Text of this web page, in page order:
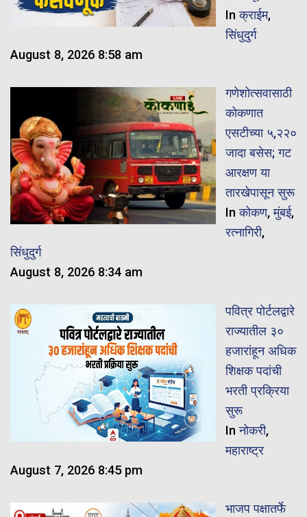
Inक्राईम,
सिंधुदुर्ग
August 8, 2026 8:58 am
गणेशोत्सवासाठी
कोकणात
एसटीच्या ५,२२०
जादा बसेस; गट
आरक्षण या
तारखेपासून सुरू
Inकोकण,मुंबई,
रत्नागिरी,
सिंधुदुर्ग
August 8, 2026 8:34 am
पवित्र पोर्टलद्वारे
राज्यातील ३०
हजारांहून अधिक
शिक्षक पदांची
भरती प्रक्रिया
सुरू
Inनोकरी,
महाराष्ट्र
August 7, 2026 8:45 pm
भाजप पक्षातर्फे